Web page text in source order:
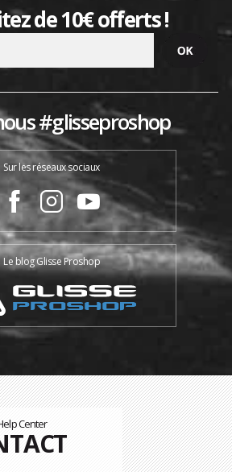
de 10€ offerts !
#glisseproshop
Sur les réseaux sociaux
Le blog Glisse Proshop
Center